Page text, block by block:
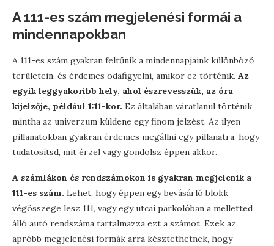
A 111-es szám megjelenési formái a
mindennapokban
A 111-es szám gyakran feltűnik a mindennapjaink különböző
területein, és érdemes odafigyelni, amikor ez történik. Az
egyik leggyakoribb hely, ahol észrevesszük, az óra
kijelzője, például 1:11-kor. Ez általában váratlanul történik,
mintha az univerzum küldene egy finom jelzést. Az ilyen
pillanatokban gyakran érdemes megállni egy pillanatra, hogy
tudatosítsd, mit érzel vagy gondolsz éppen akkor.
A számlákon és rendszámokon is gyakran megjelenik a
111-es szám. Lehet, hogy éppen egy bevásárló blokk
végösszege lesz 111, vagy egy utcai parkolóban a melletted
álló autó rendszáma tartalmazza ezt a számot. Ezek az
apróbb megjelenési formák arra késztethetnek, hogy